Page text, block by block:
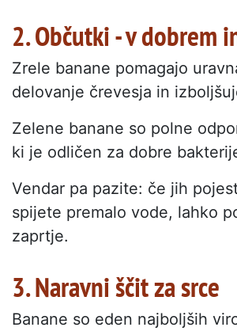
2. Občutki - v dobrem
Zrele banane pomagajo
delovanje črevesja in
Zelene banane so polne
ki je odličen za dobre
Vendar pa pazite: če jih
spijete premalo vode, lahko
zaprtje.
3. Naravni ščit za srce
Banane so eden najboljših